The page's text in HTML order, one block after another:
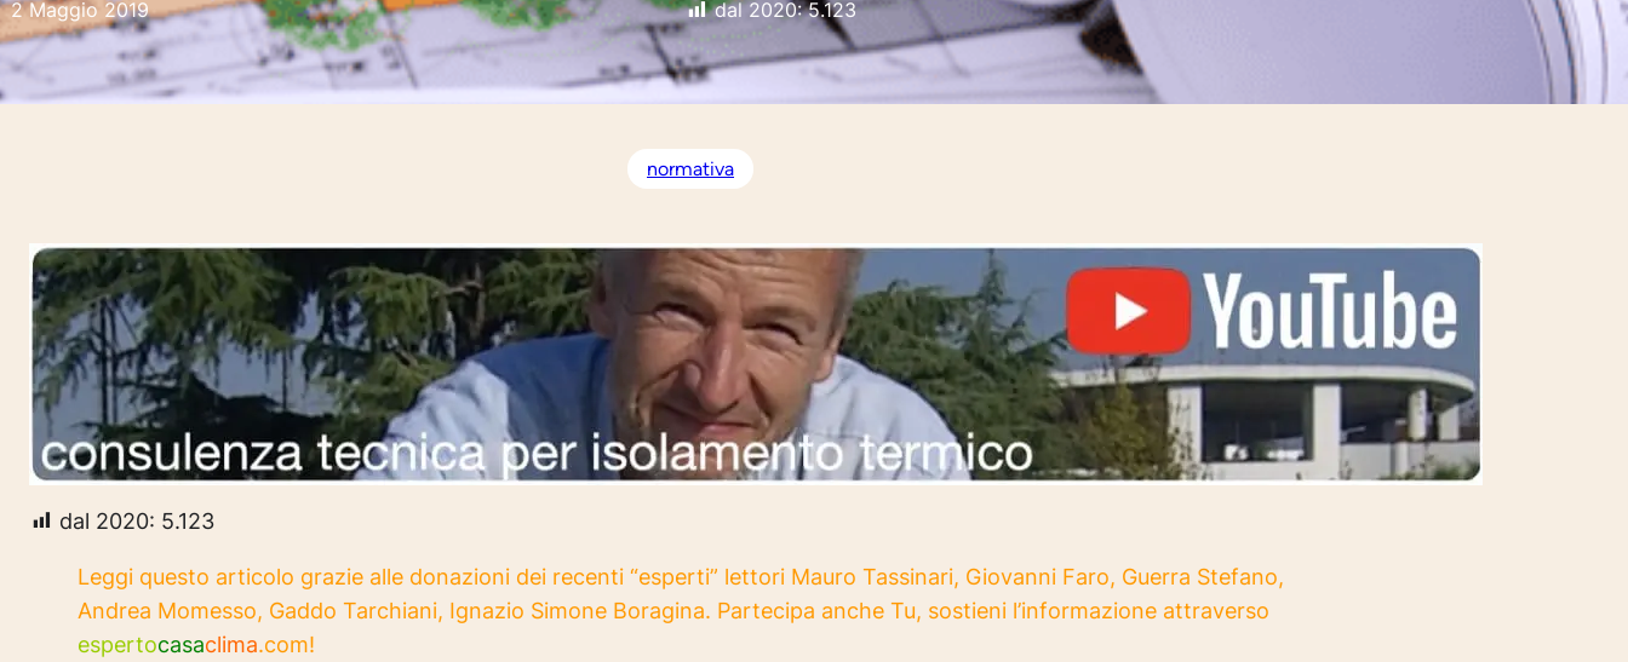
2 Maggio 2019 dal 2020: 5.123
normativa
dal 2020: 5.123
Leggi questo articolo grazie alle donazioni dei recenti “esperti” lettori Mauro Tassinari, Giovanni Faro, Guerra Stefano,
Andrea Momesso, Gaddo Tarchiani, Ignazio Simone Boragina. Partecipa anche Tu, sostieni l’informazione attraverso
espertocasaclima.com!